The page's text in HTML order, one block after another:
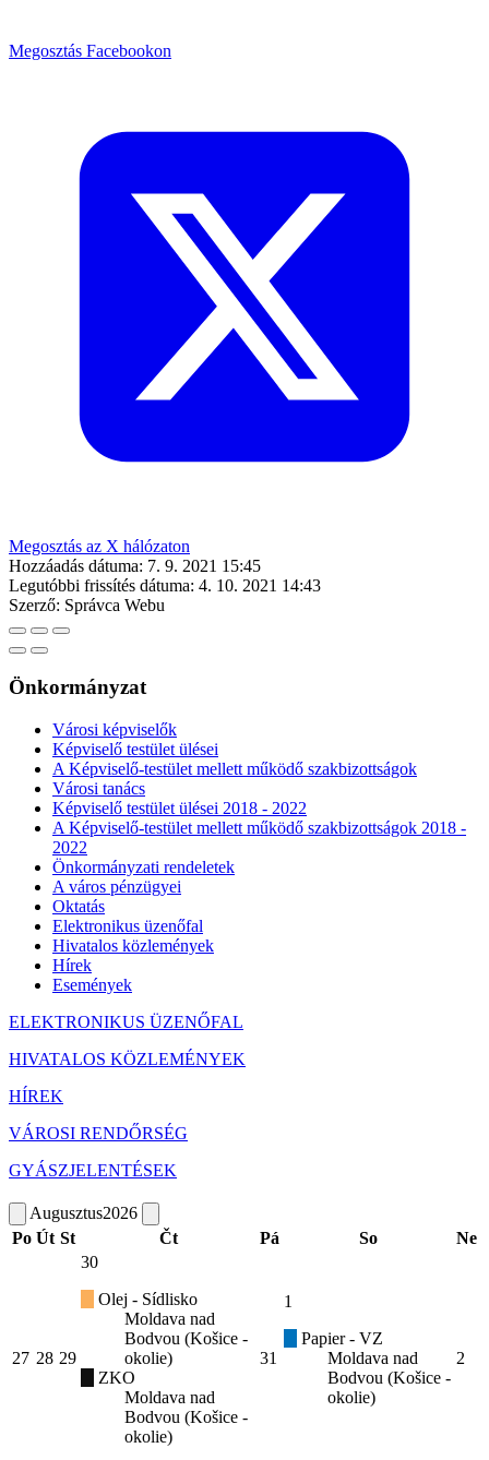
Megosztás Facebookon
Megosztás az X hálózaton
Hozzáadás dátuma: 7. 9. 2021 15:45
Legutóbbi frissítés dátuma: 4. 10. 2021 14:43
Szerző: Správca Webu
Önkormányzat
Városi képviselők
Képviselő testület ülései
A Képviselő-testület mellett működő szakbizottságok
Városi tanács
Képviselő testület ülései 2018 - 2022
A Képviselő-testület mellett működő szakbizottságok 2018 -
2022
Önkormányzati rendeletek
A város pénzügyei
Oktatás
Elektronikus üzenőfal
Hivatalos közlemények
Hírek
Események
ELEKTRONIKUS ÜZENŐFAL
HIVATALOS KÖZLEMÉNYEK
HÍREK
VÁROSI RENDŐRSÉG
GYÁSZJELENTÉSEK
Augusztus2026
Po Út St Čt Pá So Ne
27 28 29
30
Olej - Sídlisko
Moldava nad
Bodvou (Košice -
okolie)
ZKO
Moldava nad
Bodvou (Košice -
okolie)
31
1
Papier - VZ
Moldava nad
Bodvou (Košice -
okolie)
2